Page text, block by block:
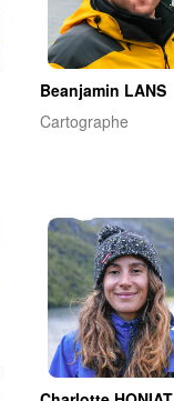
Beanjamin LANS
Cartographe